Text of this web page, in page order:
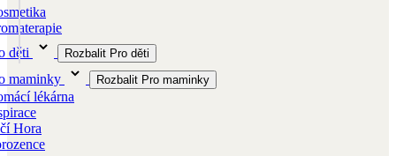
děti
Rozbalit Pro děti
maminky Rozbalit Pro maminky
lékárna
Hora